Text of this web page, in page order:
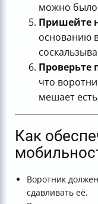
можно было
Пришейте
основанию
Проверьте
что
мешает
Как
Воротник
сдавливать её.